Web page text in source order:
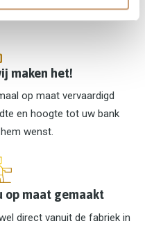
worden.
maken het!
op maat vervaardigd
en hoogte tot uw bank
wenst.
op maat gemaakt
direct vanuit de fabriek in